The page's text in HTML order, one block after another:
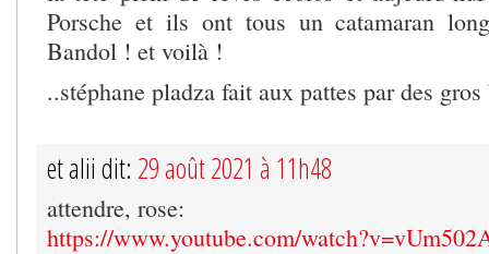
Porsche et ils ont tous un catamaran
Bandol ! et voilà !
..stéphane pladza fait aux pattes par des gros
et alii dit: 29 août 2021 à 11h48
attendre, rose:
https://www.youtube.com/